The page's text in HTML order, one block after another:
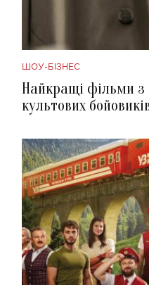
ШОУ-БІЗНЕС
Найкращі фільми з
культових